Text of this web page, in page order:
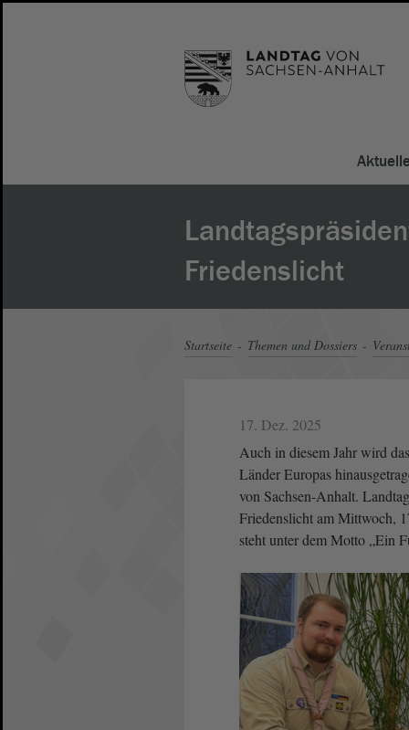
Friedenslicht
Startseite Themen und Dossiers
17. Dez. 2025
Auch in diesem Jahr wird das
Länder Europas
von Sachsen-Anhalt.
Friedenslicht am Mittwoch,
steht unter dem Motto „Ein